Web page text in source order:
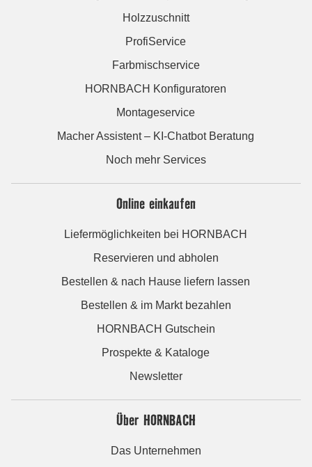
Holzzuschnitt
ProfiService
Farbmischservice
HORNBACH Konfiguratoren
Montageservice
Macher Assistent – KI-Chatbot Beratung
Noch mehr Services
Online einkaufen
Liefermöglichkeiten bei HORNBACH
Reservieren und abholen
Bestellen & nach Hause liefern lassen
Bestellen & im Markt bezahlen
HORNBACH Gutschein
Prospekte & Kataloge
Newsletter
Über HORNBACH
Das Unternehmen